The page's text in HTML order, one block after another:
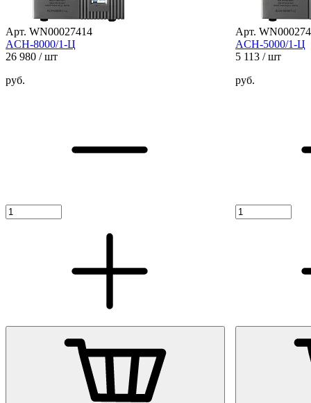
Арт. WN00027414
ACH-8000/1-Ц
26 980 / шт
руб.
Арт.
ACH-5000/1-Ц
5 113 / шт
руб.